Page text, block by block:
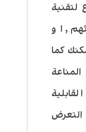
لتقنية
, او
كما
التعرض